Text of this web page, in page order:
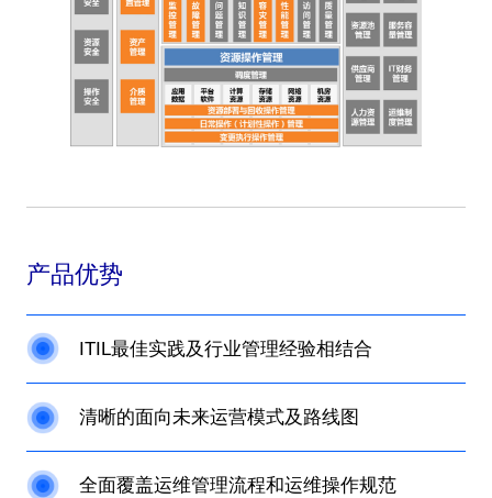
产品优势
ITIL最佳实践及行业管理经验相结合
清晰的面向未来运营模式及路线图
全面覆盖运维管理流程和运维操作规范